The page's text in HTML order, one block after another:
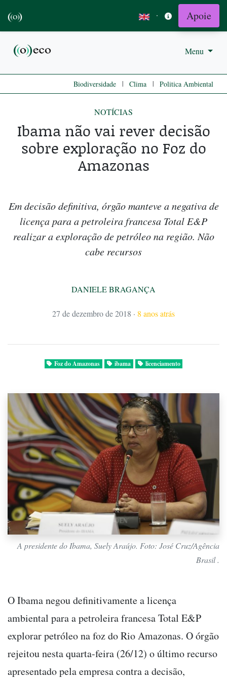
· Apoie
Menu
Biodiversidade | Clima | Politica Ambiental
NOTÍCIAS
Ibama não vai rever decisão
sobre exploração no Foz do
Amazonas
Em decisão definitiva, órgão manteve a negativa de
licença para a petroleira francesa Total E&P
realizar a exploração de petróleo na região. Não
cabe recursos
DANIELE BRAGANÇA
27 de dezembro de 2018 · 8 anos atrás
Foz do Amazonas ibama licenciamento
A presidente do Ibama, Suely Araújo. Foto: José Cruz/Agência
Brasil .
O Ibama negou definitivamente a licença
ambiental para a petroleira francesa Total E&P
explorar petróleo na foz do Rio Amazonas. O órgão
rejeitou nesta quarta-feira (26/12) o último recurso
apresentado pela empresa contra a decisão,